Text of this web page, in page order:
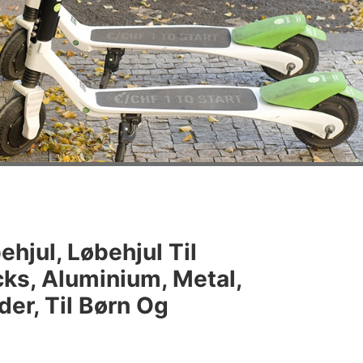
Løbehjul Til
Aluminium, Metal,
Til Børn Og